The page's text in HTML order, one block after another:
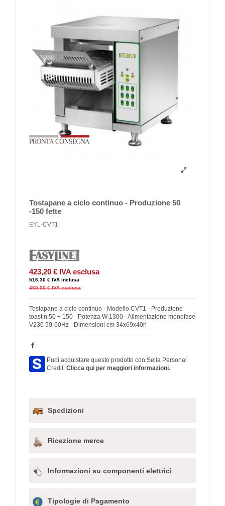
Tostapane a ciclo continuo - Produzione 50
-150 fette
EYL-CVT1
423,20 € IVA esclusa
516,30 € IVA inclusa
460,00 € IVA esclusa
Tostapane a ciclo continuo - Modello CVT1 - Produzione
toast n.50 ÷ 150 - Potenza W 1300 - Alimentazione monofase
V230 50-60Hz - Dimensioni cm 34x69x40h
Puoi acquistare questo prodotto con Sella Personal
Credit. Clicca qui per maggiori informazioni.
Spedizioni
Ricezione merce
Informazioni su componenti elettrici
Tipologie di Pagamento